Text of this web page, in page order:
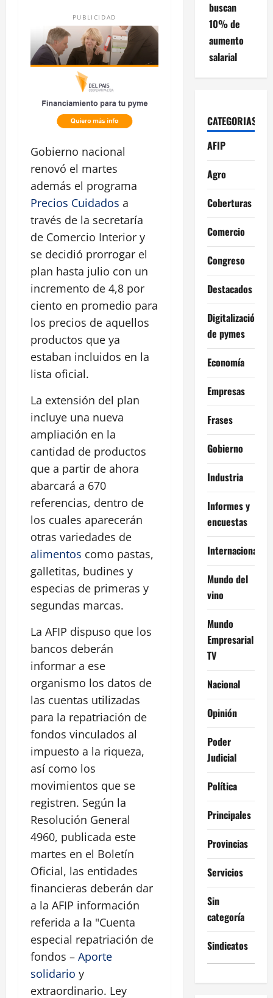
PUBLICIDAD
Gobierno nacional
renovó el martes
además el programa
Precios Cuidados a
través de la secretaría
de Comercio Interior y
se decidió prorrogar el
plan hasta julio con un
incremento de 4,8 por
ciento en promedio para
los precios de aquellos
productos que ya
estaban incluidos en la
lista oficial.
La extensión del plan
incluye una nueva
ampliación en la
cantidad de productos
que a partir de ahora
abarcará a 670
referencias, dentro de
los cuales aparecerán
otras variedades de
alimentos como pastas,
galletitas, budines y
especias de primeras y
segundas marcas.
La AFIP dispuso que los
bancos deberán
informar a ese
organismo los datos de
las cuentas utilizadas
para la repatriación de
fondos vinculados al
impuesto a la riqueza,
así como los
movimientos que se
registren. Según la
Resolución General
4960, publicada este
martes en el Boletín
Oficial, las entidades
financieras deberán dar
a la AFIP información
referida a la "Cuenta
especial repatriación de
fondos – Aporte
solidario y
extraordinario. Ley
buscan
10% de
aumento
salarial
CATEGORIAS
AFIP
Agro
Coberturas
Comercio
Congreso
Destacados
Digitalización
de pymes
Economía
Empresas
Frases
Gobierno
Industria
Informes y
encuestas
Internacional
Mundo del
vino
Mundo
Empresarial
TV
Nacional
Opinión
Poder
Judicial
Política
Principales
Provincias
Servicios
Sin
categoría
Sindicatos